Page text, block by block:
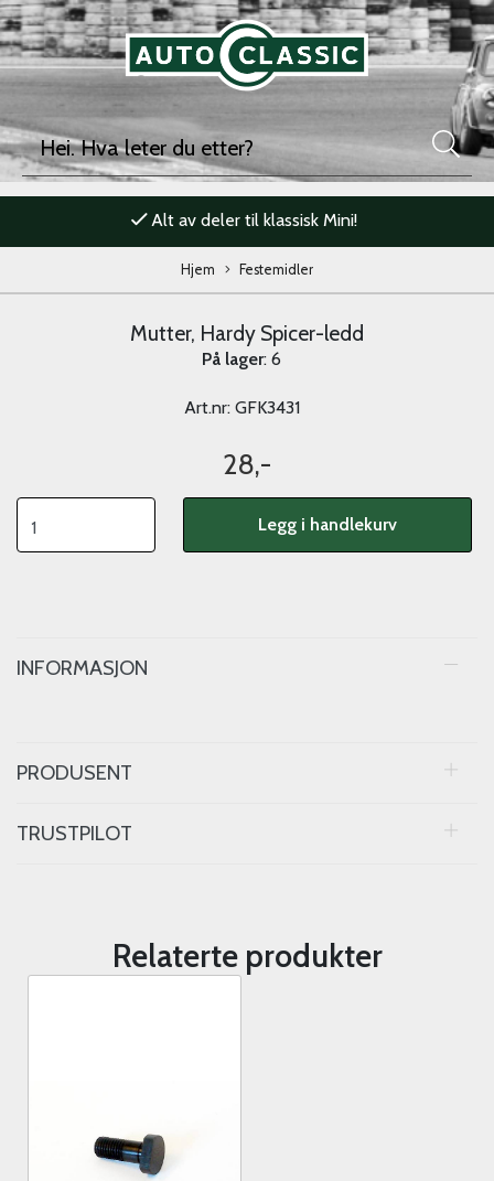
Alt av deler til klassisk Mini!
Hjem Festemidler
Mutter, Hardy Spicer-ledd
På lager: 6
Art.nr: GFK3431
28,-
Legg i handlekurv
INFORMASJON
PRODUSENT
TRUSTPILOT
Relaterte produkter